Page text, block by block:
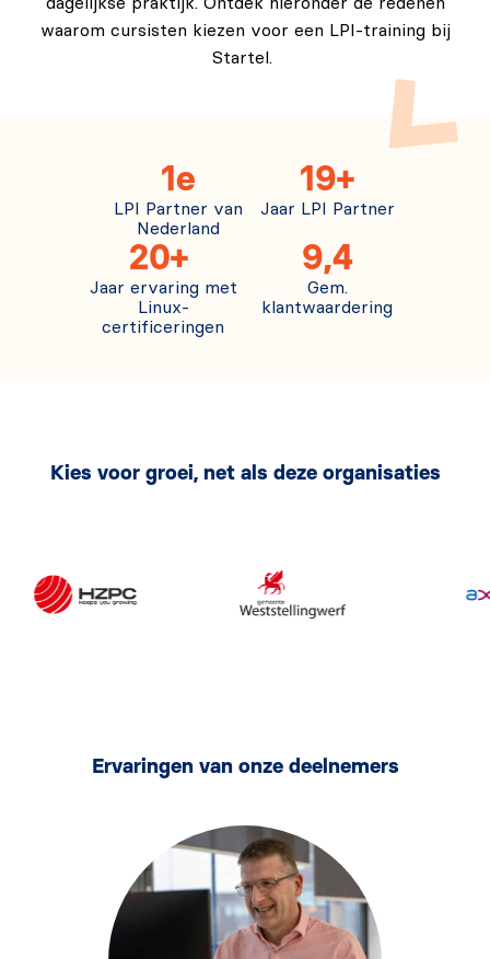
waarom cursisten kiezen voor een LPI-training bij
Startel.
1e
LPI Partner van
Nederland
19+
Jaar LPI Partner
20+
Jaar ervaring met
Linux-
certificeringen
9,4
Gem.
klantwaardering
Kies voor groei, net als deze organisaties
Ervaringen van onze deelnemers